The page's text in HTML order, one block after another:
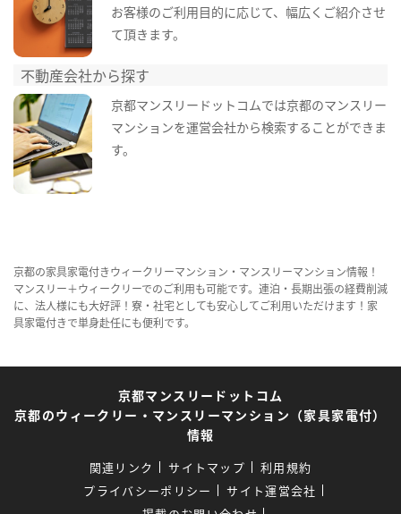
お客様のご利用目的に応じて、幅広くご紹介させ
て頂きます。
不動産会社から探す
京都マンスリードットコムでは京都のマンスリー
マンションを運営会社から検索することができま
す。
京都の家具家電付きウィークリーマンション・マンスリーマンション情報！
マンスリー＋ウィークリーでのご利用も可能です。連泊・長期出張の経費削減
に、法人様にも大好評！寮・社宅としても安心してご利用いただけます！家
具家電付きで単身赴任にも便利です。
京都マンスリードットコム
京都のウィークリー・マンスリーマンション（家具家電付）
情報
関連リンク サイトマップ
利用規約
プライバシーポリシー
サイト運営会社